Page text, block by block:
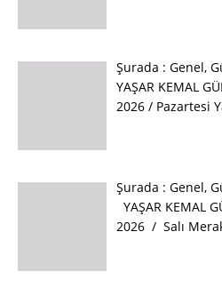
Şurada : Genel,
YAŞAR KEMAL
2026 / Pazartesi
Şurada : Genel,
YAŞAR KEMAL
2026 / Salı